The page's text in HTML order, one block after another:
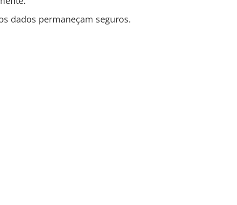
dados permaneçam seguros.